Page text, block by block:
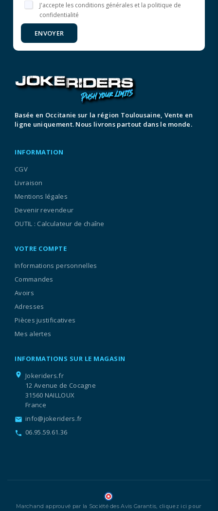
J'accepte les conditions générales et la politique de
confidentialité
ENVOYER
Basée en Occitanie sur la région Toulousaine, Vente en
ligne uniquement. Nous livrons partout dans le monde.
INFORMATION
CGV
Livraison
Mentions légales
Devenir revendeur
OUTIL : Calculateur de chaîne
VOTRE COMPTE
Informations personnelles
Commandes
Avoirs
Adresses
Pièces justificatives
Mes alertes
INFORMATIONS SUR LE MAGASIN
location_on
Jokeriders.fr
12 Avenue de Cocagne
31560 NAILLOUX
France
email info@jokeriders.fr
call 06.95.59.61.36
Marchand approuvé par la Société des Avis Garantis, cliquez ici pour